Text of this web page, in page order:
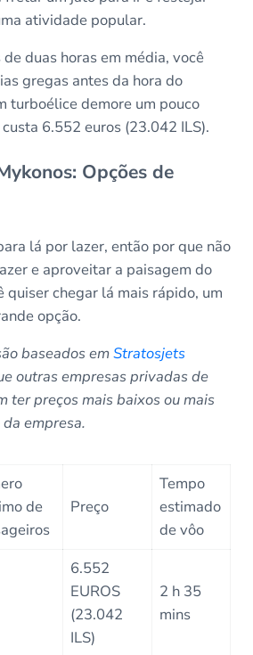
atividade popular.
duas horas em média, você
gregas antes da hora do
turboélice demore um pouco
6.552 euros (23.042 ILS).
Opções de
lá por lazer, então por que não
e aproveitar a paisagem do
quiser chegar lá mais rápido, um
opção.
baseados emStratosjets
outras empresas privadas de
ter preços mais baixos ou mais
empresa.
de
Preço
Tempo
estimado
de vôo
6.552
EUROS
(23.042
ILS)
2 h 35
mins